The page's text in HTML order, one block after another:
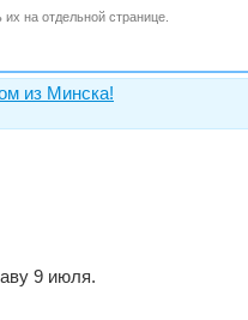
на отдельной странице.
из Минска!
9 июля.